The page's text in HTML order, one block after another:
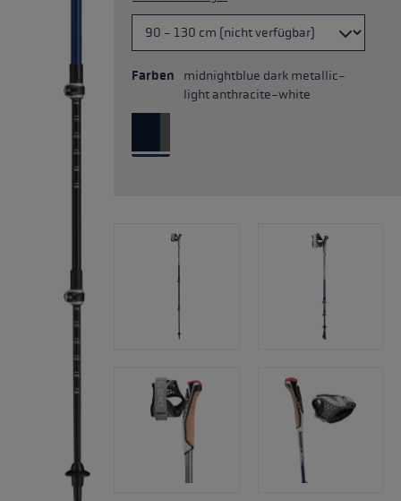
Farben
midnightblue dark metallic-
light anthracite-white